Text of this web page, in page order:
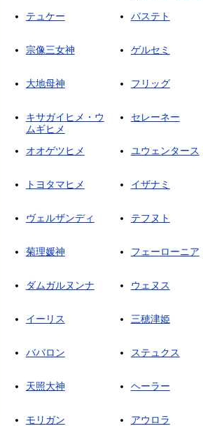
テュケー
バステト
宗像三女神 ゲルセミ
大地母神 フリッグ
キサガイヒメ・ウ
ムギヒメ
セレーネー
オオゲツヒメ ユウェンタース
トヨタマヒメ イザナミ
ヴェルザンディ テフヌト
菊理媛神 フェーローニア
ダムガルヌンナ ウェヌス
イーリス 三穂津姫
ババロン ステュクス
天照大神 ヘーラー
モリガン アウロラ